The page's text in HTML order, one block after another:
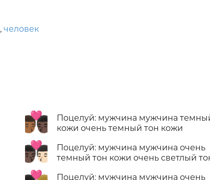
, человек
👨🏾‍❤️‍💋‍👨🏿
Поцелуй: мужчина мужчина
кожи очень темный тон кожи
👨🏿‍❤️‍💋‍👨🏻
Поцелуй: мужчина мужчина очень
темный тон кожи очень светлый
Поцелуй: мужчина мужчина очень